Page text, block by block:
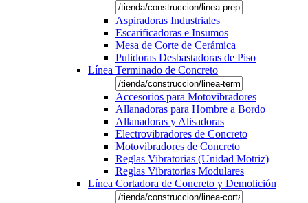
Aspiradoras Industriales
Escarificadoras e Insumos
Mesa de Corte de Cerámica
Pulidoras Desbastadoras de Piso
Línea Terminado de Concreto
Accesorios para Motovibradores
Allanadoras para Hombre a Bordo
Allanadoras y Alisadoras
Electrovibradores de Concreto
Motovibradores de Concreto
Reglas Vibratorias (Unidad Motriz)
Reglas Vibratorias Modulares
Línea Cortadora de Concreto y Demolición